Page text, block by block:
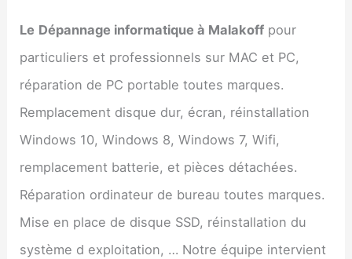
Le Dépannage informatique à Malakoff pour
particuliers et professionnels sur MAC et PC,
réparation de PC portable toutes marques.
Remplacement disque dur, écran, réinstallation
Windows 10, Windows 8, Windows 7, Wifi,
remplacement batterie, et pièces détachées.
Réparation ordinateur de bureau toutes marques.
Mise en place de disque SSD, réinstallation du
système d exploitation, … Notre équipe intervient